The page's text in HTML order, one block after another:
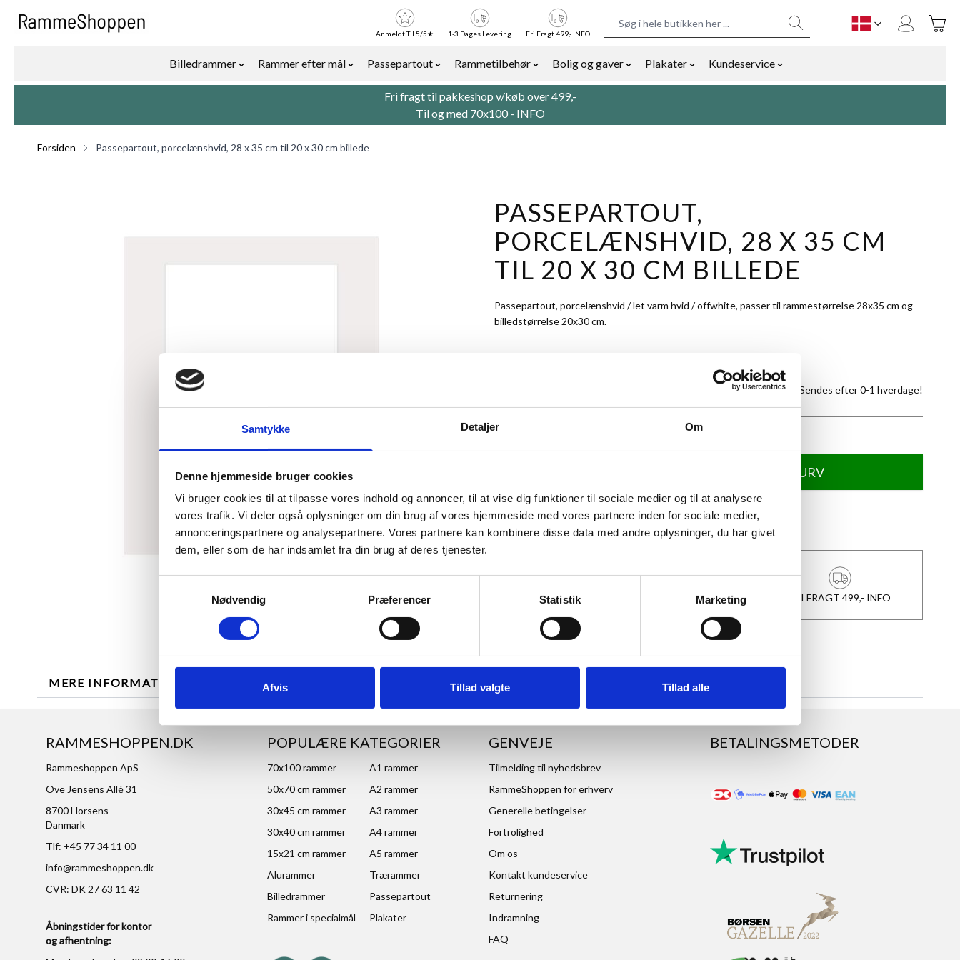
Samtykke Detaljer Om
Denne hjemmeside bruger cookies
Vi bruger cookies til at tilpasse vores indhold og annoncer, til at vise dig funktioner til sociale medier og til at analysere
vores trafik. Vi deler også oplysninger om din brug af vores hjemmeside med vores partnere inden for sociale medier,
annonceringspartnere og analysepartnere. Vores partnere kan kombinere disse data med andre oplysninger, du har givet
dem, eller som de har indsamlet fra din brug af deres tjenester.
Nødvendig
Præferencer Statistik Marketing
Afvis Tillad valgte Tillad alle
Billedrammer
Rammer efter mål
Passepartout
Rammetilbehør
Bolig og gaver
Plakater
Kundeservice
Anmeldt Til 5/5★ 1-3 Dages Levering Fri Fragt 499,- INFO DK
Fri fragt til pakkeshop v/køb over 499,-
Til og med 70x100 - INFO
Forsiden Passepartout, porcelænshvid, 28 x 35 cm til 20 x 30 cm billede
PASSEPARTOUT,
PORCELÆNSHVID, 28 X 35 CM
TIL 20 X 30 CM BILLEDE
Passepartout, porcelænshvid / let varm hvid / offwhite, passer til rammestørrelse 28x35 cm og
billedstørrelse 20x30 cm.
På lager - Sendes efter 0-1 hverdage!
TILFØJ TIL KURV
★Anmeldt til 5/5★
ANMELDT TIL 5/5★ 1-3 DAGES LEVERING FRI FRAGT 499,- INFO
MERE INFORMATION ANMELDELSER
RAMMESHOPPEN.DK
Rammeshoppen ApS
Ove Jensens Allé 31
8700 Horsens
Danmark
Tlf: +45 77 34 11 00
info@rammeshoppen.dk
CVR: DK 27 63 11 42
Åbningstider for kontor
og afhentning:
POPULÆRE KATEGORIER
70x100 rammer
A1 rammer
50x70 cm rammer
A2 rammer
30x45 cm rammer
A3 rammer
30x40 cm rammer
A4 rammer
15x21 cm rammer
A5 rammer
Alurammer
Trærammer
Billedrammer
Passepartout
Rammer i specialmål
Plakater
GENVEJE
Tilmelding til nyhedsbrev
RammeShoppen for erhverv
Generelle betingelser
Fortrolighed
Om os
Kontakt kundeservice
Returnering
Indramning
FAQ
BETALINGSMETODER